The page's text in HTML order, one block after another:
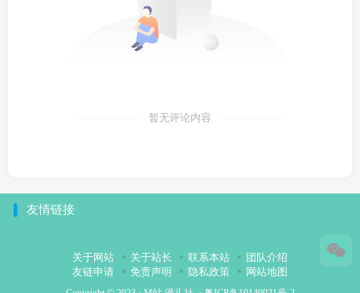
暂无评论内容
友情链接
关于网站 关于站长 联系本站
团队介绍
友链申请
免责声明 隐私政策 网站地图